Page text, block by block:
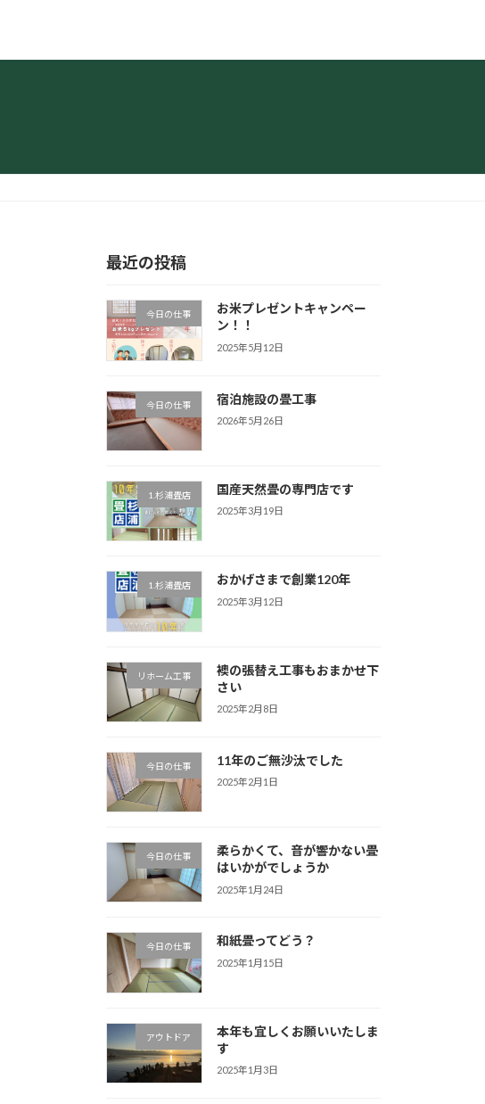
最近の投稿
今日の仕事
お米プレゼントキャンペー
ン！！
2025年5月12日
今日の仕事 宿泊施設の畳工事
2026年5月26日
1.杉浦畳店 国産天然畳の専門店です
2025年3月19日
1.杉浦畳店 おかげさまで創業120年
2025年3月12日
リホーム工事
襖の張替え工事もおまかせ下
さい
2025年2月8日
今日の仕事 11年のご無沙汰でした
2025年2月1日
今日の仕事
柔らかくて、音が響かない畳
はいかがでしょうか
2025年1月24日
今日の仕事 和紙畳ってどう？
2025年1月15日
アウトドア
本年も宜しくお願いいたしま
す
2025年1月3日